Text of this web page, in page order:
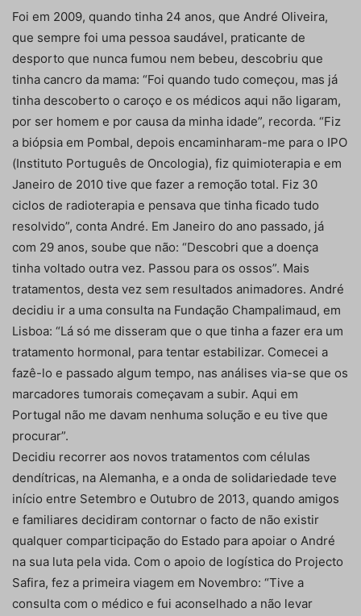
Foi em 2009, quando tinha 24 anos, que André Oliveira,
que sempre foi uma pessoa saudável, praticante de
desporto que nunca fumou nem bebeu, descobriu que
tinha cancro da mama: “Foi quando tudo começou, mas já
tinha descoberto o caroço e os médicos aqui não ligaram,
por ser homem e por causa da minha idade”, recorda. “Fiz
a biópsia em Pombal, depois encaminharam-me para o IPO
(Instituto Português de Oncologia), fiz quimioterapia e em
Janeiro de 2010 tive que fazer a remoção total. Fiz 30
ciclos de radioterapia e pensava que tinha ficado tudo
resolvido”, conta André. Em Janeiro do ano passado, já
com 29 anos, soube que não: “Descobri que a doença
tinha voltado outra vez. Passou para os ossos”. Mais
tratamentos, desta vez sem resultados animadores. André
decidiu ir a uma consulta na Fundação Champalimaud, em
Lisboa: “Lá só me disseram que o que tinha a fazer era um
tratamento hormonal, para tentar estabilizar. Comecei a
fazê-lo e passado algum tempo, nas análises via-se que os
marcadores tumorais começavam a subir. Aqui em
Portugal não me davam nenhuma solução e eu tive que
procurar”.
Decidiu recorrer aos novos tratamentos com células
dendítricas, na Alemanha, e a onda de solidariedade teve
início entre Setembro e Outubro de 2013, quando amigos
e familiares decidiram contornar o facto de não existir
qualquer comparticipação do Estado para apoiar o André
na sua luta pela vida. Com o apoio de logística do Projecto
Safira, fez a primeira viagem em Novembro: “Tive a
consulta com o médico e fui aconselhado a não levar